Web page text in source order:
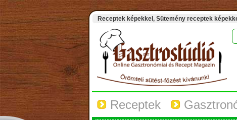
Receptek képekkel, Sütemény receptek
Receptek